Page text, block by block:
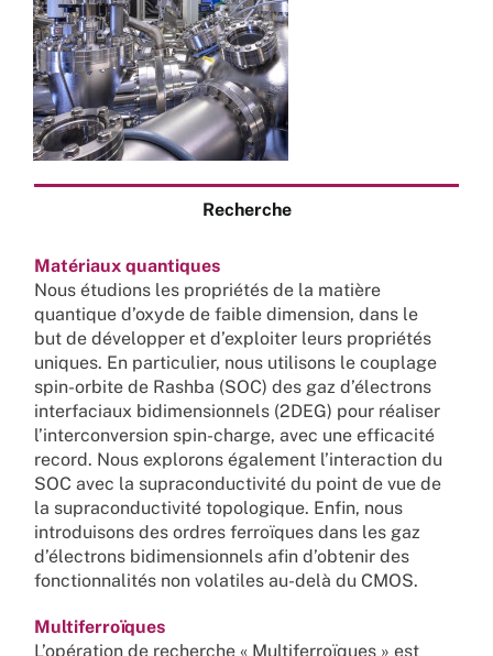
Recherche
Matériaux quantiques
Nous étudions les propriétés de la matière
quantique d’oxyde de faible dimension, dans le
but de développer et d’exploiter leurs propriétés
uniques. En particulier, nous utilisons le couplage
spin-orbite de Rashba (SOC) des gaz d’électrons
interfaciaux bidimensionnels (2DEG) pour réaliser
l’interconversion spin-charge, avec une efficacité
record. Nous explorons également l’interaction du
SOC avec la supraconductivité du point de vue de
la supraconductivité topologique. Enfin, nous
introduisons des ordres ferroïques dans les gaz
d’électrons bidimensionnels afin d’obtenir des
fonctionnalités non volatiles au-delà du CMOS.
Multiferroïques
L’opération de recherche « Multiferroïques » est